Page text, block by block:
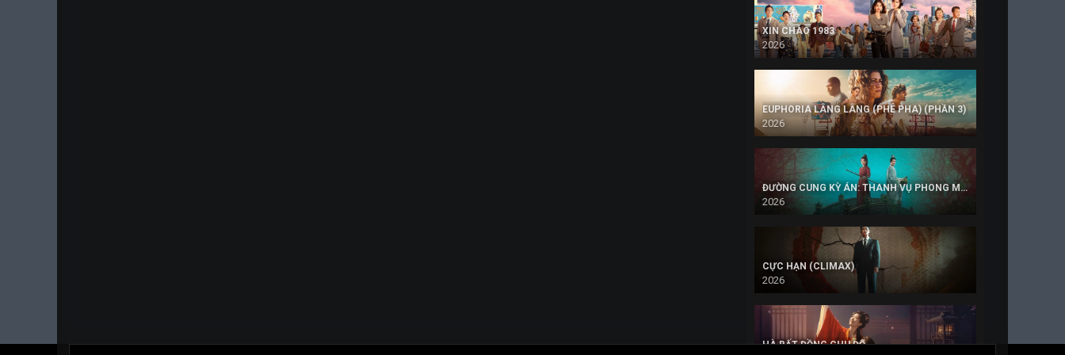
XIN CHÀO 1983
2026
EUPHORIA LÂNG LÂNG (PHÊ PHA) (PHẦN 3)
2026
ĐƯỜNG CUNG KỲ ÁN: THANH VỤ PHONG MINH
2026
CỰC HẠN (CLIMAX)
2026
HÀ BẤT ĐỒNG CHU ĐỘ